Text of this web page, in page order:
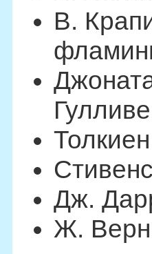
В.
Дж.
Ж. Верн